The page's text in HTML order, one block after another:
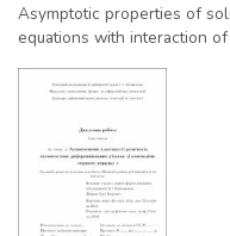
Asymptotic properties of
equations with interaction